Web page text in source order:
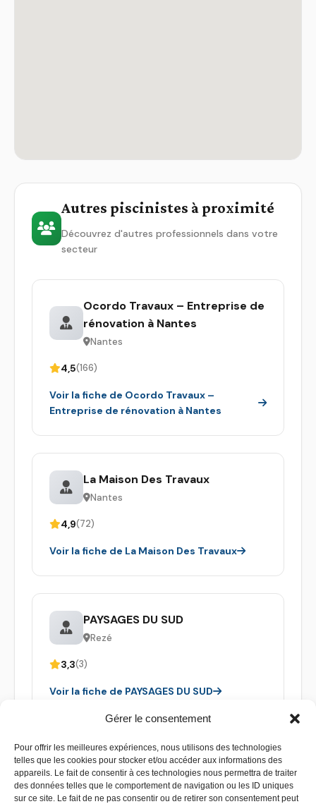
Gérer le consentement
Pour offrir les meilleures expériences, nous utilisons des technologies
telles que les cookies pour stocker et/ou accéder aux informations des
appareils. Le fait de consentir à ces technologies nous permettra de traiter
des données telles que le comportement de navigation ou les ID uniques
sur ce site. Le fait de ne pas consentir ou de retirer son consentement peut
Autres piscinistes à proximité
Découvrez d'autres professionnels dans votre
secteur
Ocordo Travaux – Entreprise de
rénovation à Nantes
Nantes
4,5(166)
Voir la fiche de Ocordo Travaux –
Entreprise de rénovation à Nantes
La Maison Des Travaux
Nantes
4,9(72)
Voir la fiche de La Maison Des Travaux
PAYSAGES DU SUD
Rezé
3,3(3)
Voir la fiche de PAYSAGES DU SUD